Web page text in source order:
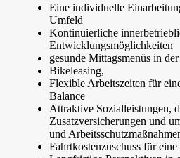
Eine individuelle
Umfeld
Kontinuierliche
Entwicklungsmöglichkeiten
gesunde Mittagsmenüs in
Bikeleasing,
Flexible Arbeitszeiten für
Balance
Attraktive Sozialleistungen,
Zusatzversicherungen und
und
Fahrtkostenzuschuss für